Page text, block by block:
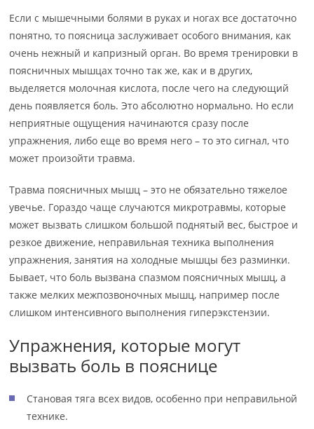
Если с мышечными болями в руках и ногах все достаточно
понятно, то поясница заслуживает особого внимания, как
очень нежный и капризный орган. Во время тренировки в
поясничных мышцах точно так же, как и в других,
выделяется молочная кислота, после чего на следующий
день появляется боль. Это абсолютно нормально. Но если
неприятные ощущения начинаются сразу после
упражнения, либо еще во время него – то это сигнал, что
может произойти травма.
Травма поясничных мышц – это не обязательно тяжелое
увечье. Гораздо чаще случаются микротравмы, которые
может вызвать слишком большой поднятый вес, быстрое и
резкое движение, неправильная техника выполнения
упражнения, занятия на холодные мышцы без разминки.
Бывает, что боль вызвана спазмом поясничных мышц, а
также мелких межпозвоночных мышц, например после
слишком интенсивного выполнения гиперэкстензии.
Упражнения, которые могут
вызвать боль в пояснице
Становая тяга всех видов, особенно при неправильной
технике.